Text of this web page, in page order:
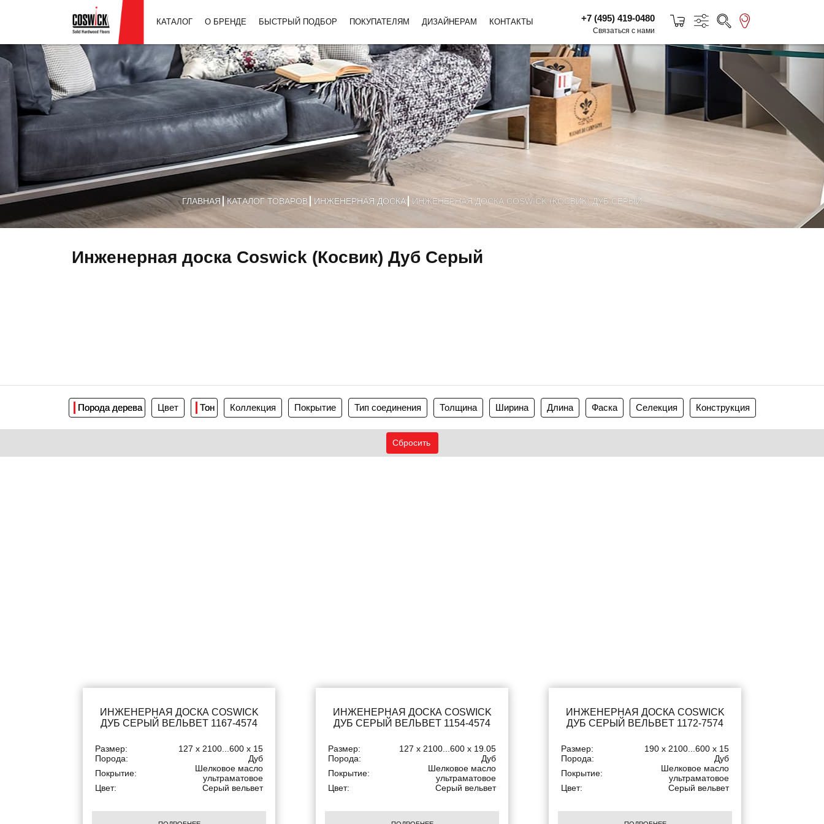
КАТАЛОГ О БРЕНДЕ БЫСТРЫЙ ПОДБОР ПОКУПАТЕЛЯМ ДИЗАЙНЕРАМ КОНТАКТЫ +7 (495) 419-0480
Связаться с нами
ГЛАВНАЯ КАТАЛОГ ТОВАРОВ ИНЖЕНЕРНАЯ ДОСКА ИНЖЕНЕРНАЯ ДОСКА COSWICK (КОСВИК) ДУБ СЕРЫЙ
Инженерная доска Coswick (Косвик) Дуб Серый
Порода дерева Цвет Тон Коллекция Покрытие Тип соединения Толщина Ширина Длина Фаска Селекция Конструкция
ИНЖЕНЕРНАЯ ДОСКА COSWICK
ДУБ СЕРЫЙ ВЕЛЬВЕТ 1167-4574
Размер:
127 x 2100...600 x 15
Порода:
Дуб
Покрытие:
Шелковое масло
ультраматовое
Цвет:
Серый вельвет
ИНЖЕНЕРНАЯ ДОСКА COSWICK
ДУБ СЕРЫЙ ВЕЛЬВЕТ 1154-4574
Размер:
127 x 2100...600 x 19.05
Порода:
Дуб
Покрытие:
Шелковое масло
ультраматовое
Цвет:
Серый вельвет
ИНЖЕНЕРНАЯ ДОСКА COSWICK
ДУБ СЕРЫЙ ВЕЛЬВЕТ 1172-7574
Размер:
190 x 2100...600 x 15
Порода:
Дуб
Покрытие:
Шелковое масло
ультраматовое
Цвет:
Серый вельвет